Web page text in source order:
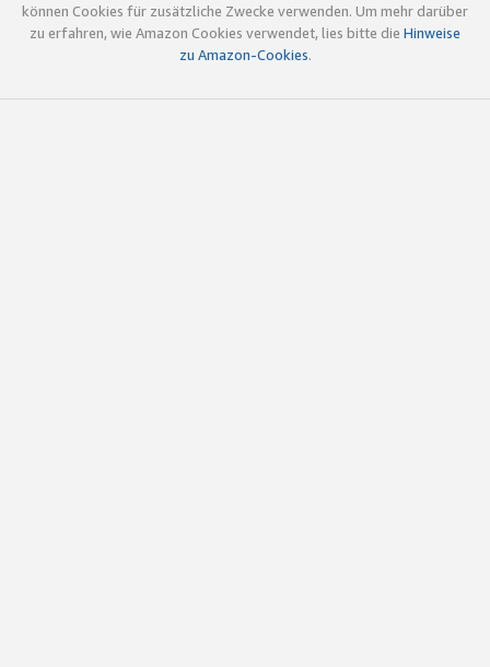
können Cookies für zusätzliche Zwecke verwenden. Um mehr darüber
zu erfahren, wie Amazon Cookies verwendet, lies bitte die Hinweise
zu Amazon-Cookies.